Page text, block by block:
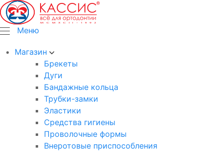
Меню
Магазин
Брекеты
Дуги
Бандажные кольца
Трубки-замки
Эластики
Средства гигиены
Проволочные формы
Внеротовые приспособления